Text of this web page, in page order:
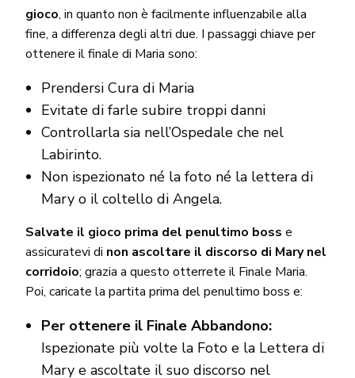
gioco, in quanto non è facilmente influenzabile alla
fine, a differenza degli altri due. I passaggi chiave per
ottenere il finale di Maria sono:
Prendersi Cura di Maria
Evitate di farle subire troppi danni
Controllarla sia nell’Ospedale che nel
Labirinto.
Non ispezionato né la foto né la lettera di
Mary o il coltello di Angela.
Salvate il gioco prima del penultimo boss e
assicuratevi di non ascoltare il discorso di Mary nel
corridoio; grazia a questo otterrete il Finale Maria.
Poi, caricate la partita prima del penultimo boss e:
Per ottenere il Finale Abbandono:
Ispezionate più volte la Foto e la Lettera di
Mary e ascoltate il suo discorso nel